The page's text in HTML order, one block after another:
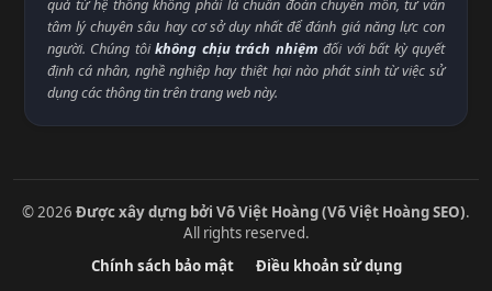
quả từ hệ thống không phải là chuẩn đoán chuyên môn, tư vấn
tâm lý chuyên sâu hay cơ sở duy nhất để đánh giá năng lực con
người. Chúng tôikhông chịu trách nhiệm đối với bất kỳ quyết
định cá nhân, nghề nghiệp hay thiệt hại nào phát sinh từ việc sử
dụng các thông tin trên trang web này.
© 2026 Được xây dựng bởi Võ Việt Hoàng (Võ Việt Hoàng SEO).
All rights reserved.
Chính sách bảo mật
Điều khoản sử dụng